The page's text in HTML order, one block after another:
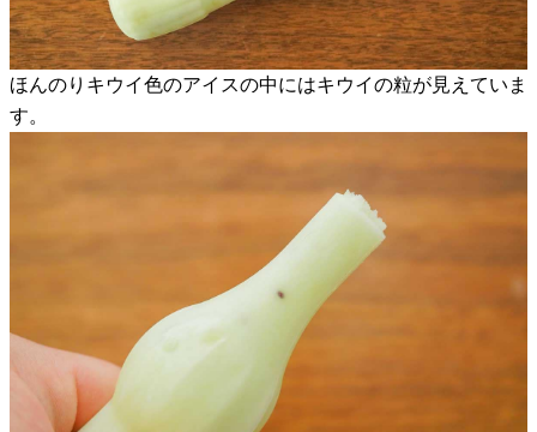
ほんのりキウイ色のアイスの中にはキウイの粒が見えていま
す。